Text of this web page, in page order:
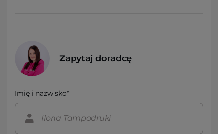
Zapytaj doradcę
Imię i nazwisko*